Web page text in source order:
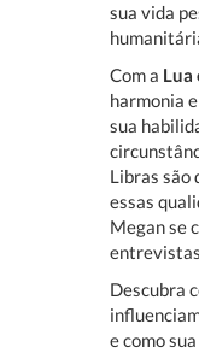
sua vida
Com a Lua
harmonia
sua
Libras são
essas
Megan se
Descubra
e como